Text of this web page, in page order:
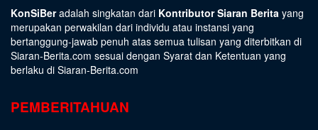
KonSiBeradalah singkatan dari Kontributor Siaran Berita yang
merupakan perwakilan dari individu atau instansi yang
bertanggung-jawab penuh atas semua tulisan yang diterbitkan di
Siaran-Berita.com sesuai dengan Syarat dan Ketentuan yang
berlaku di Siaran-Berita.com
PEMBERITAHUAN